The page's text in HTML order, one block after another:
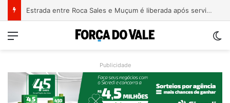
Estrada entre Roca Sales e Muçum é liberada após serviços de manutenção
Menu
Publicidade